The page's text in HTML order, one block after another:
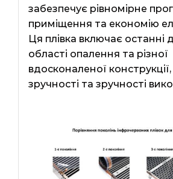
забезпечує рівномірне
приміщення та економію
Ця плівка включає останні
області опалення та різної
вдосконаленої
зручності та зручності